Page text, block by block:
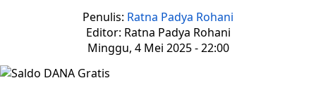
Penulis: Ratna Padya Rohani
Editor: Ratna Padya Rohani
Minggu, 4 Mei 2025 - 22:00